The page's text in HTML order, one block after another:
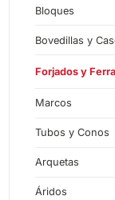
Baldosas
20x20
30x30
33x33
Bloques
Estándar
Liso
Piezas
Bovedillas y
Bovedillas
Forjados y
Marcos
Tubos y Conos
Tubos de
Tubos de
Arquetas
Áridos